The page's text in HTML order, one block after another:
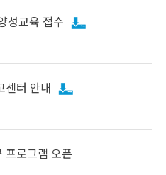
성교육 접수
센터 안내
프로그램 오픈